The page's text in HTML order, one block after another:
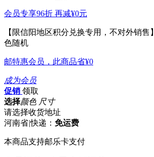
会员专享96折 再减¥0元
【限信阳地区积分兑换专用，不对外销
色随机
邮特惠会员，此商品省¥0
成为会员
促销 领取
选择颜色 尺寸
请选择收货地址
河南省|快递： 免运费
本商品支持邮乐卡支付